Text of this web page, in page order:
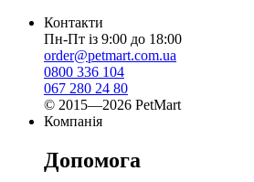
Контакти
Пн-Пт із 9:00 до 18:00
order@petmart.com.ua
0800 336 104
067 280 24 80
© 2015—2026 PetMart
Компанія
Допомога